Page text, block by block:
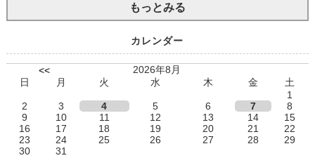
もっとみる
カレンダー
<<
2026年8月
日
月 火 水 木 金
土
1
2
3 4 5 6 7
8
9
10 11 12 13 14
15
16
17 18 19 20 21
22
23
24 25 26 27 28
29
30
31